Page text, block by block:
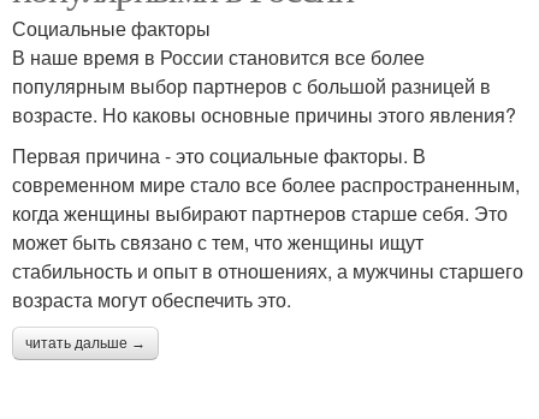
Социальные факторы
В наше время в России становится все более
популярным выбор партнеров с большой разницей в
возрасте. Но каковы основные причины этого явления?
Первая причина - это социальные факторы. В
современном мире стало все более распространенным,
когда женщины выбирают партнеров старше себя. Это
может быть связано с тем, что женщины ищут
стабильность и опыт в отношениях, а мужчины старшего
возраста могут обеспечить это.
читать дальше →